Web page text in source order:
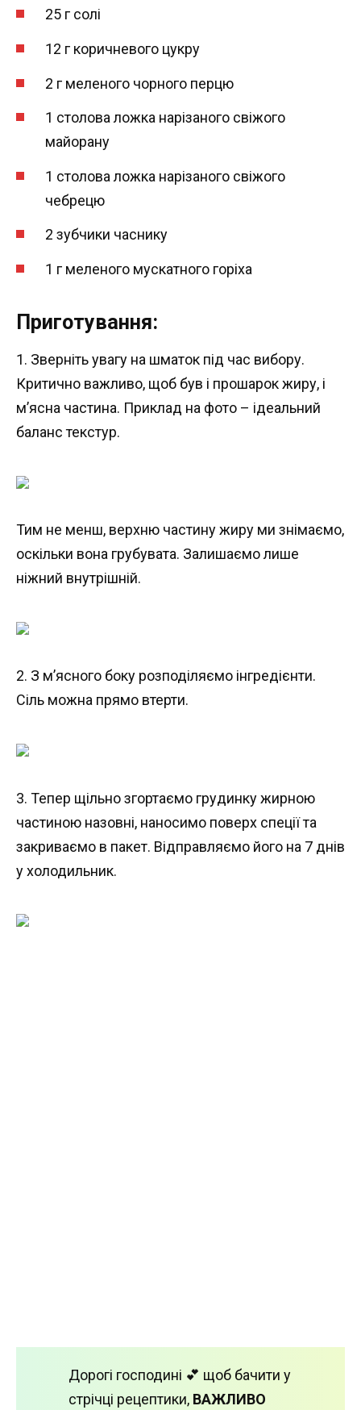
25 г солі
12 г коричневого цукру
2 г меленого чорного перцю
1 столова ложка нарізаного свіжого
майорану
1 столова ложка нарізаного свіжого
чебрецю
2 зубчики часнику
1 г меленого мускатного горіха
Приготування:
1. Зверніть увагу на шматок під час вибору.
Критично важливо, щоб був і прошарок жиру, і
м’ясна частина. Приклад на фото – ідеальний
баланс текстур.
Тим не менш, верхню частину жиру ми знімаємо,
оскільки вона грубувата. Залишаємо лише
ніжний внутрішній.
2. З м’ясного боку розподіляємо інгредієнти.
Сіль можна прямо втерти.
3. Тепер щільно згортаємо грудинку жирною
частиною назовні, наносимо поверх спеції та
закриваємо в пакет. Відправляємо його на 7 днів
у холодильник.
Дорогі господині 💕 щоб бачити у
стрічці рецептики, ВАЖЛИВО